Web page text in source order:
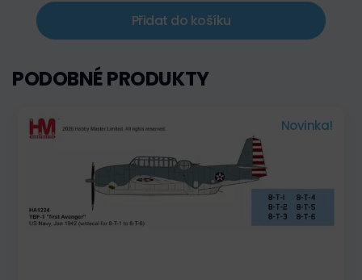
Přidat do košíku
PODOBNÉ PRODUKTY
Novinka!